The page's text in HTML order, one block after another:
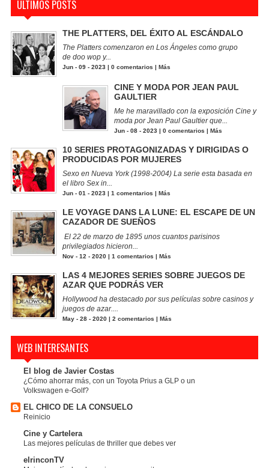
ÚLTIMOS POSTS
THE PLATTERS, DEL ÉXITO AL ESCÁNDALO
The Platters comenzaron en Los Ángeles como grupo
de doo wop y...
Jun - 09 - 2023 | 0 comentarios | Más
CINE Y MODA POR JEAN PAUL
GAULTIER
Me he maravillado con la exposición Cine y
moda por Jean Paul Gaultier que...
Jun - 08 - 2023 | 0 comentarios | Más
10 SERIES PROTAGONIZADAS Y DIRIGIDAS O
PRODUCIDAS POR MUJERES
Sexo en Nueva York (1998-2004) La serie esta basada en
el libro Sex in...
Jun - 01 - 2023 | 1 comentarios Más
LE VOYAGE DANS LA LUNE: EL ESCAPE DE UN
CAZADOR DE SUEÑOS
El 22 de marzo de 1895 unos cuantos parisinos
privilegiados hicieron...
Nov - 12 - 2020 | 1 comentarios | Más
LAS 4 MEJORES SERIES SOBRE JUEGOS DE
AZAR QUE PODRÁS VER
Hollywood ha destacado por sus películas sobre casinos y
juegos de azar....
May - 28 - 2020 | 2 comentarios | Más
WEB INTERESANTES
El blog de Javier Costas
¿Cómo ahorrar más, con un Toyota Prius a GLP o un
Volkswagen e-Golf?
EL CHICO DE LA CONSUELO
Reinicio
Cine y Cartelera
Las mejores películas de thriller que debes ver
elrinconTV